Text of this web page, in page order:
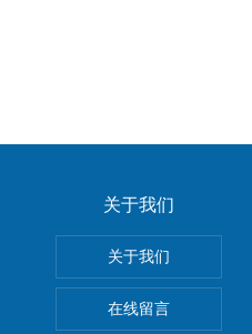
关于我们
关于我们
在线留言